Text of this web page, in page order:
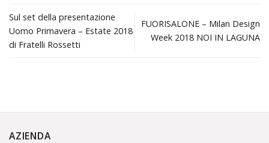
Sul set della presentazione
Uomo Primavera – Estate 2018
di Fratelli Rossetti
FUORISALONE – Milan Design
Week 2018 NOI IN LAGUNA
AZIENDA